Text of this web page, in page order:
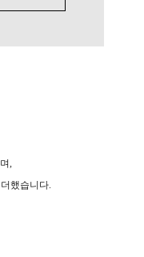
,
했습니다.